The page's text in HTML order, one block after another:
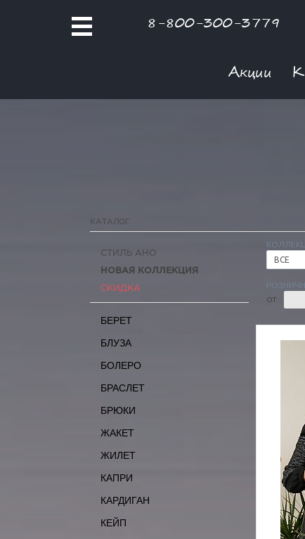
8-800-300-3779
Акции
КАТАЛОГ
ВСЕ
ОТ
СТИЛЬ АНО
НОВАЯ КОЛЛЕКЦИЯ
СКИДКА
БЕРЕТ
БЛУЗА
БОЛЕРО
БРАСЛЕТ
БРЮКИ
ЖАКЕТ
ЖИЛЕТ
КАПРИ
КАРДИГАН
КЕЙП